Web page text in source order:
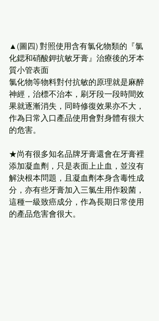
▲(圖四) 對照使用含有氯化物類的『氯
化鍶和硝酸鉀抗敏牙膏』治療後的牙本
質小管表面
氯化物等物料對付抗敏的原理就是麻醉
神經，治標不治本，刷牙段一段時間效
果就逐漸消失，同時修復效果亦不大，
作為日常入口產品使用會對身體有很大
的危害。
★尚有很多知名品牌牙膏還會在牙膏裡
添加凝血劑，只是表面上止血，並沒有
解決根本問題，且凝血劑本身含毒性成
分，亦有些牙膏加入三氯生用作殺菌，
這種一級致癌成分，作為長期日常使用
的產品危害會很大。